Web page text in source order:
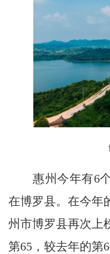
惠州今年有6个
在博罗县。在今年
州市博罗县再次上
第65，较去年的第